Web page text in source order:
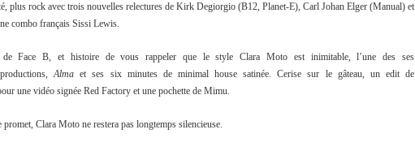
plus rock avec trois nouvelles relectures de Kirk Degiorgio (B12, Planet-E), Carl Johan Elger (Manual) et
combo français Sissi Lewis.
Face B, et histoire de vous rappeler que le style Clara Moto est inimitable, l’une des ses
Alma et ses six minutes de minimal house satinée. Cerise sur le gâteau, un edit de
une vidéo signée Red Factory et une pochette de Mimu.
promet, Clara Moto ne restera pas longtemps silencieuse.